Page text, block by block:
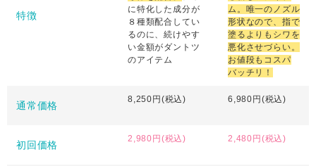
特徴
に特化した成分が
８種類配合してい
るのに、続けやす
い金額がダントツ
のアイテム
ム。唯一のノズル
形状なので、指で
塗るよりもシワを
悪化させづらい。
お値段もコスパ
バッチリ！
通常価格
8,250円(税込) 6,980円(税込)
初回価格
2,980円(税込) 2,480円(税込)